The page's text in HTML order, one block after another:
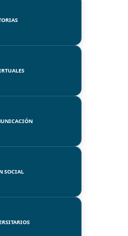
SOCIAL